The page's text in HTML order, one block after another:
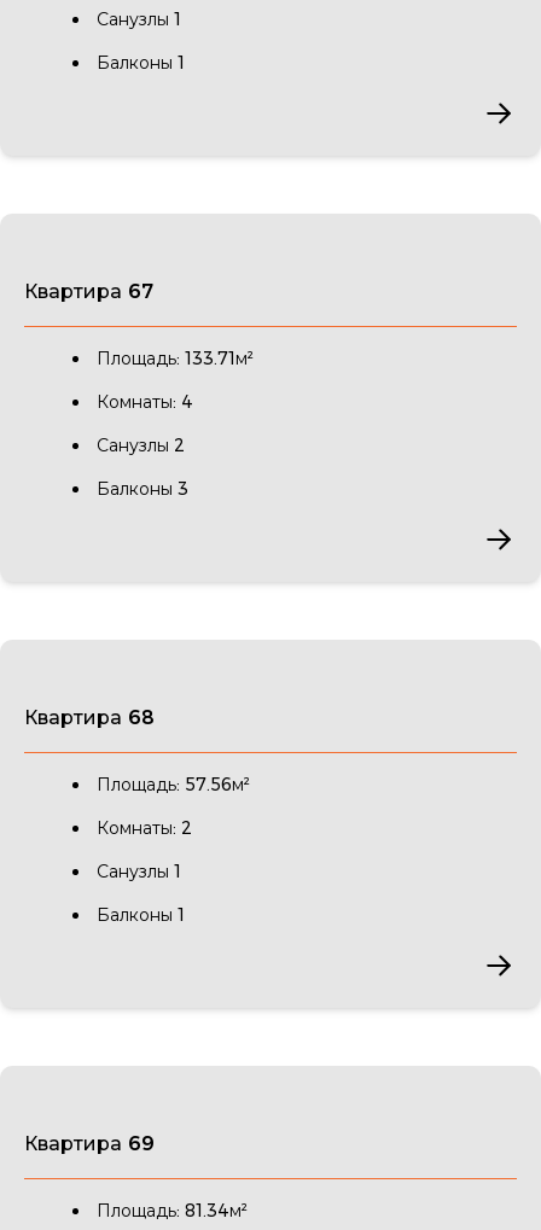
Санузлы 1
Балконы 1
Квартира 67
Площадь: 133.71м²
Комнаты: 4
Санузлы 2
Балконы 3
Квартира 68
Площадь: 57.56м²
Комнаты: 2
Санузлы 1
Балконы 1
Квартира 69
Площадь: 81.34м²